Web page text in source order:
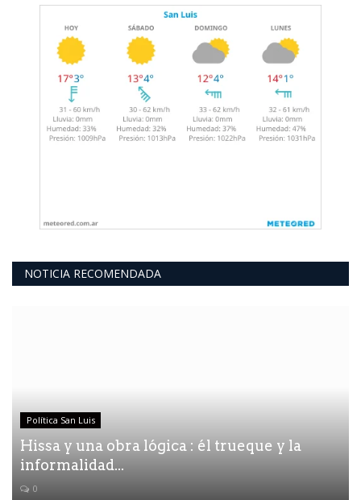
NOTICIA RECOMENDADA
Política San Luis
Hissa y una obra lógica : él trueque y la
informalidad...
0